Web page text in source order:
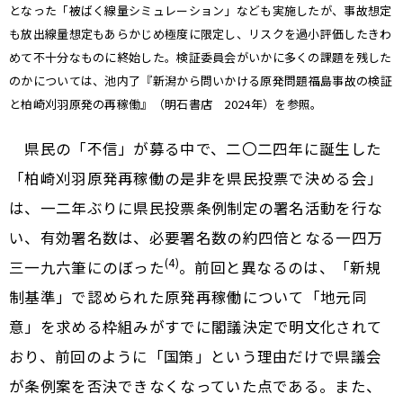
となった「被ばく線量シミュレーション」なども実施したが、事故想定
も放出線量想定もあらかじめ極度に限定し、リスクを過小評価したきわ
めて不十分なものに終始した。検証委員会がいかに多くの課題を残した
のかについては、池内了『新潟から問いかける原発問題――福島事故の検証
と柏崎刈羽原発の再稼働』（明石書店 2024年）を参照。
県民の「不信」が募る中で、二〇二四年に誕生した
「柏崎刈羽原発再稼働の是非を県民投票で決める会」
は、一二年ぶりに県民投票条例制定の署名活動を行な
い、有効署名数は、必要署名数の約四倍となる一四万
三一九六筆にのぼった(4)。前回と異なるのは、「新規
制基準」で認められた原発再稼働について「地元同
意」を求める枠組みがすでに閣議決定で明文化されて
おり、前回のように「国策」という理由だけで県議会
が条例案を否決できなくなっていた点である。また、